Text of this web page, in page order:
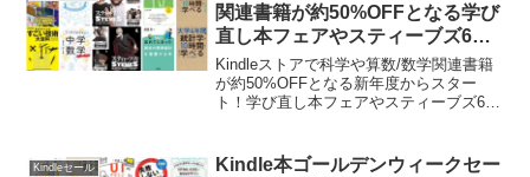
関連書籍が約50%OFFとなる学び
直し本フェアやスティーブズ6冊
が30%OFFとなる週替りまとめ買
いセールが開催中。
Kindleストアで科学や算数/数学関連書籍
が約50%OFFとなる新年度からスター
ト！学び直し本フェアやスティーブズ6冊
Kindleセール
Kindle本ゴールデンウィークセー